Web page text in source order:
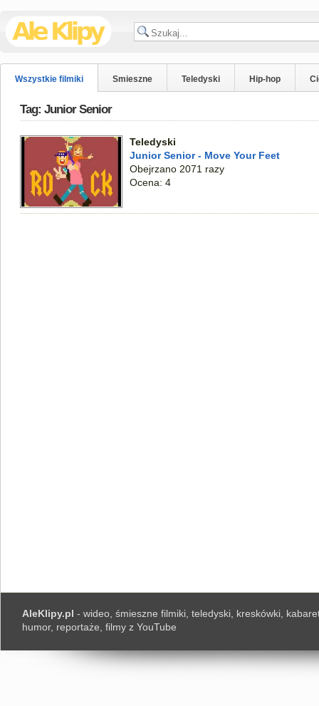
Wszystkie filmiki Smieszne Teledyski Hip-hop
Tag: Junior Senior
Teledyski
Junior Senior - Move Your Feet
Obejrzano 2071 razy
Ocena: 4
AleKlipy.pl - wideo, śmieszne filmiki, teledyski, kreskówki,
humor, reportaże, filmy z YouTube